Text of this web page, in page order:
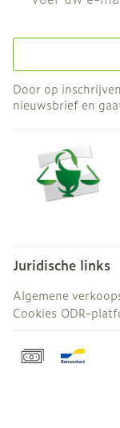
Door op
nieuwsbrief en
Juridische links
Algemene
Cookies ODR-